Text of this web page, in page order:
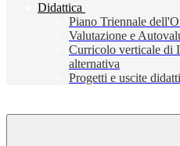
Didattica
Piano Triennale
Valutazione e
Curricolo verticale di
alternativa
Progetti e uscite